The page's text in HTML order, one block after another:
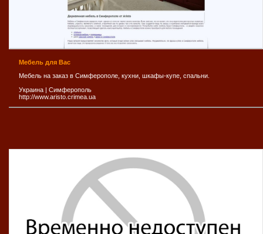
Мебель для Вас
Мебель на заказ в Симферополе, кухни, шкафы-купе, спальни.
Украина | Симферополь
http://www.aristo.crimea.ua